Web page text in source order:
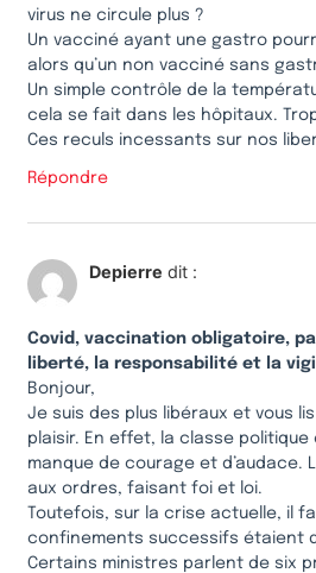
virus ne circule plus ?
Un vacciné ayant une gastro
alors qu’un non vacciné sans
Un simple contrôle de la
cela se fait dans les hôpitaux.
Ces reculs incessants sur nos
Répondre
Depierre dit :
Covid, vaccination obligatoire,
liberté, la responsabilité et la
Bonjour,
Je suis des plus libéraux et vous
plaisir. En effet, la classe
manque de courage et d’audace.
aux ordres, faisant foi et loi.
Toutefois, sur la crise actuelle, il
confinements successifs étaient
Certains ministres parlent de six